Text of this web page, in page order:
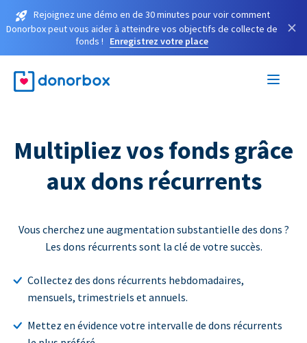
Rejoignez une démo en de 30 minutes pour voir comment
Donorbox peut vous aider à atteindre vos objectifs de collecte de
fonds !
Enregistrez votre place
×
Multipliez vos fonds grâce
aux dons récurrents
Vous cherchez une augmentation substantielle des dons ?
Les dons récurrents sont la clé de votre succès.
Collectez des dons récurrents hebdomadaires,
mensuels, trimestriels et annuels.
Mettez en évidence votre intervalle de dons récurrents